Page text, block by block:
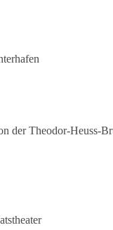
der Theodor-Heuss-